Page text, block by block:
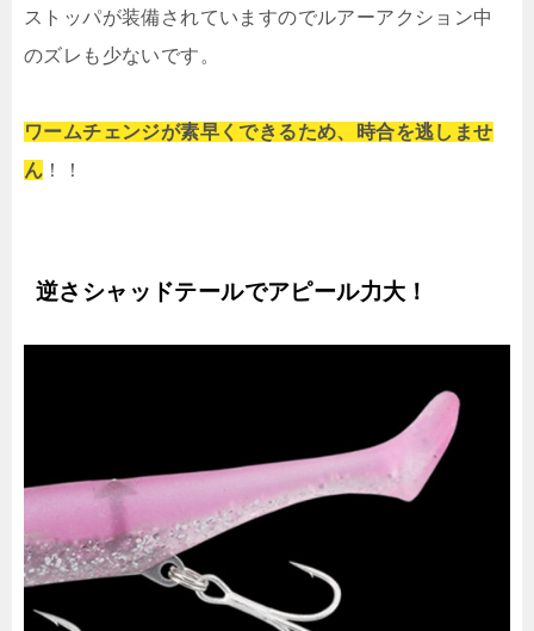
ストッパが装備されていますのでルアーアクション中
のズレも少ないです。
ワームチェンジが素早くできるため、時合を逃しませ
ん ！！
逆さシャッドテールでアピール力大！